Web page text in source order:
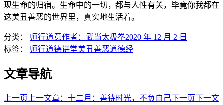
现生命的归宿。生命中的一切，都与人性有关，毕竟你我都在
这美丑善恶的世界里，真实地生活着。
分类： 师行道意作者： 武当太极拳2020 年 12 月 2 日
标签： 师行道德讲堂美丑善恶道德经
文章导航
上一页上一文章： 十二月：善待时光，不负自己下一页下一文